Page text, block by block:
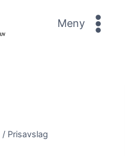
Meny
/ Prisavslag